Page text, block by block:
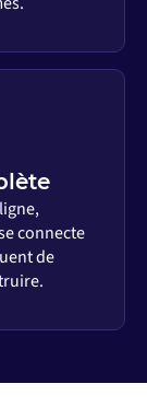
connecte
de